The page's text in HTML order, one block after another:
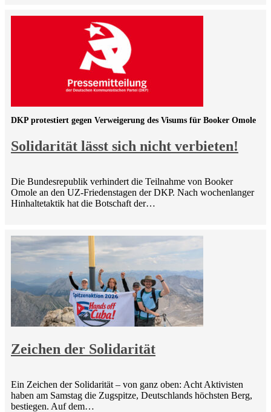
Solidarität lässt sich nicht verbieten!
DKP protestiert gegen Verweigerung des Visums für Booker Omole
Die Bundesrepublik verhindert die Teilnahme von Booker
Omole an den UZ-Friedenstagen der DKP. Nach wochenlanger
Hinhaltetaktik hat die Botschaft der…
Zeichen der Solidarität
Ein Zeichen der Solidarität – von ganz oben: Acht Aktivisten
haben am Samstag die Zugspitze, Deutschlands höchsten Berg,
bestiegen. Auf dem…